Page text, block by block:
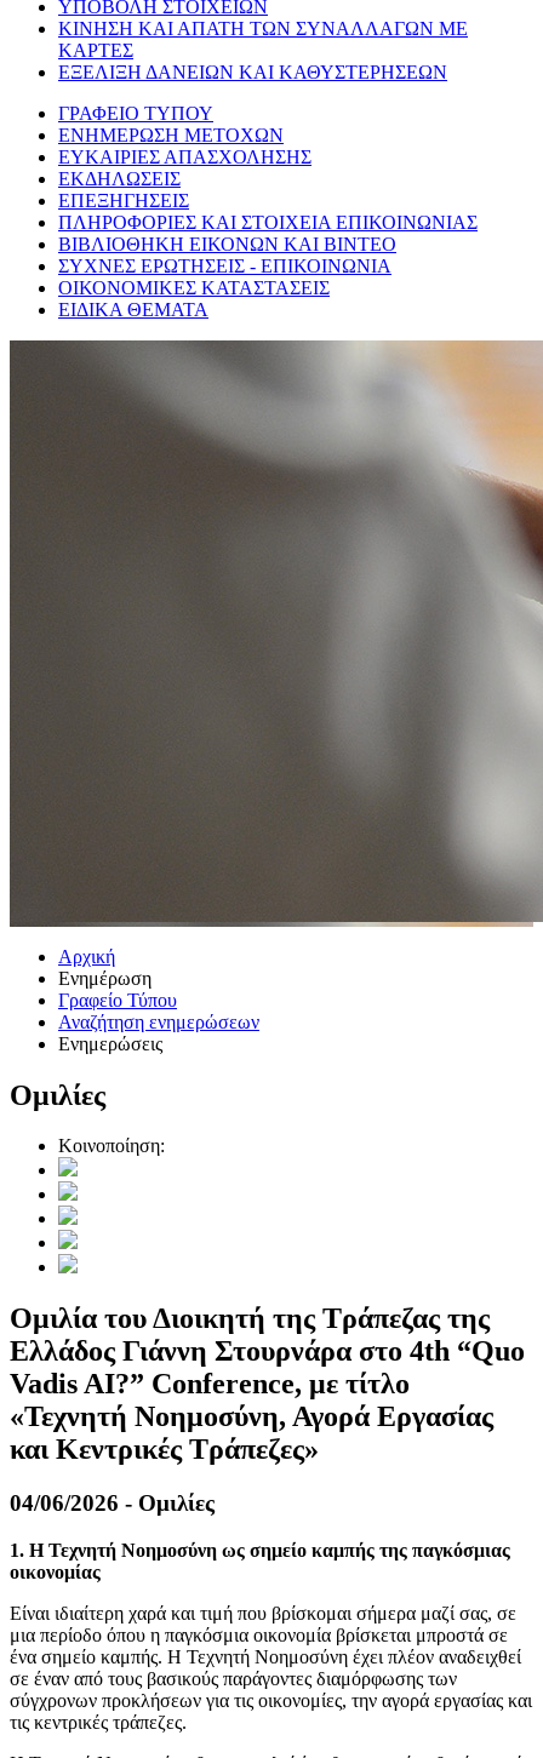
ΥΠΟΒΟΛΗ ΣΤΟΙΧΕΙΩΝ
ΚΙΝΗΣΗ ΚΑΙ ΑΠΑΤΗ ΤΩΝ ΣΥΝΑΛΛΑΓΩΝ ΜΕ
ΚΑΡΤΕΣ
ΕΞΕΛΙΞΗ ΔΑΝΕΙΩΝ ΚΑΙ ΚΑΘΥΣΤΕΡΗΣΕΩΝ
ΓΡΑΦΕΙΟ ΤΥΠΟΥ
ΕΝΗΜΕΡΩΣΗ ΜΕΤΟΧΩΝ
ΕΥΚΑΙΡΙΕΣ ΑΠΑΣΧΟΛΗΣΗΣ
ΕΚΔΗΛΩΣΕΙΣ
ΕΠΕΞΗΓΗΣΕΙΣ
ΠΛΗΡΟΦΟΡΙΕΣ ΚΑΙ ΣΤΟΙΧΕΙΑ ΕΠΙΚΟΙΝΩΝΙΑΣ
ΒΙΒΛΙΟΘΗΚΗ ΕΙΚΟΝΩΝ ΚΑΙ ΒΙΝΤΕΟ
ΣΥΧΝΕΣ ΕΡΩΤΗΣΕΙΣ - ΕΠΙΚΟΙΝΩΝΙΑ
ΟΙΚΟΝΟΜΙΚΕΣ ΚΑΤΑΣΤΑΣΕΙΣ
ΕΙΔΙΚΑ ΘΕΜΑΤΑ
Αρχική
Ενημέρωση
Γραφείο Τύπου
Αναζήτηση ενημερώσεων
Ενημερώσεις
Ομιλίες
Κοινοποίηση:
Ομιλία του Διοικητή της Τράπεζας της
Ελλάδος Γιάννη Στουρνάρα στο 4th “Quo
Vadis AI?” Conference, με τίτλο
«Τεχνητή Νοημοσύνη, Αγορά Εργασίας
και Κεντρικές Τράπεζες»
04/06/2026 - Ομιλίες
1. Η Τεχνητή Νοημοσύνη ως σημείο καμπής της παγκόσμιας
οικονομίας
Είναι ιδιαίτερη χαρά και τιμή που βρίσκομαι σήμερα μαζί σας, σε
μια περίοδο όπου η παγκόσμια οικονομία βρίσκεται μπροστά σε
ένα σημείο καμπής. Η Τεχνητή Νοημοσύνη έχει πλέον αναδειχθεί
σε έναν από τους βασικούς παράγοντες διαμόρφωσης των
σύγχρονων προκλήσεων για τις οικονομίες, την αγορά εργασίας και
τις κεντρικές τράπεζες.